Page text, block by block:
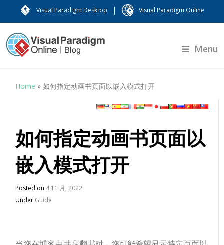
Visual Paradigm Desktop | Visual Paradigm Online
Menu
Home »如何指定动画书页面以嵌入模式打开
如何指定动画书页面以
嵌入模式打开
Posted on 4 11 月, 2022
Under Guide